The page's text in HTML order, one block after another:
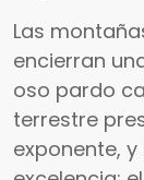
Las
encierran
oso pardo
terrestre
exponente,